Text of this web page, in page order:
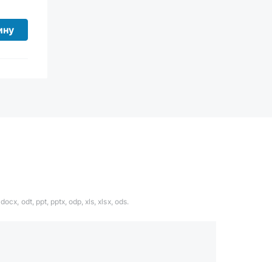
odt, ppt, pptx, odp, xls, xlsx, ods.